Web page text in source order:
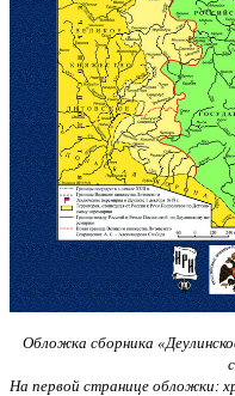
Обложка сборника
На первой странице обложки: